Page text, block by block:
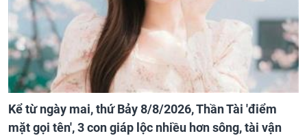
Kể từ ngày mai, thứ Bảy 8/8/2026, Thần Tài 'điểm
mặt gọi tên', 3 con giáp lộc nhiều hơn sông, tài vận